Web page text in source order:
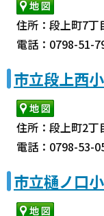
住所：段上町7丁
電話：0798-51-
市立段上西
住所：段上町2丁
電話：0798-53-
市立樋ノ口